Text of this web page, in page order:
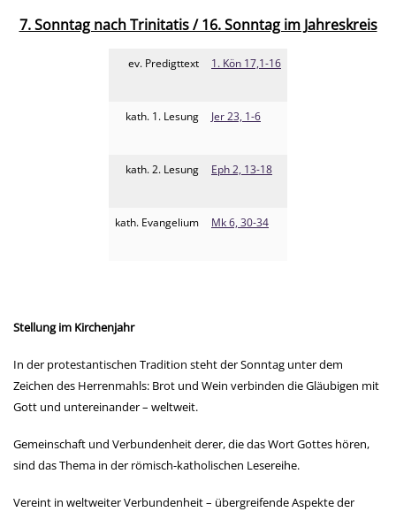
7. Sonntag nach Trinitatis / 16. Sonntag im Jahreskreis
ev. Predigttext
kath. 1. Lesung
kath. 2. Lesung
kath. Evangelium
1. Kön 17,1-16
Jer 23, 1-6
Eph 2, 13-18
Mk 6, 30-34
Stellung im Kirchenjahr
In der protestantischen Tradition steht der Sonntag unter dem
Zeichen des Herrenmahls: Brot und Wein verbinden die Gläubigen mit
Gott und untereinander – weltweit.
Gemeinschaft und Verbundenheit derer, die das Wort Gottes hören,
sind das Thema in der römisch-katholischen Lesereihe.
Vereint in weltweiter Verbundenheit – übergreifende Aspekte der